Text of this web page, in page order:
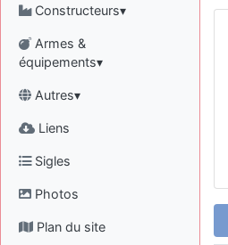
Constructeurs▾
Armes &
équipements▾
Autres▾
Liens
Sigles
Photos
Plan du site